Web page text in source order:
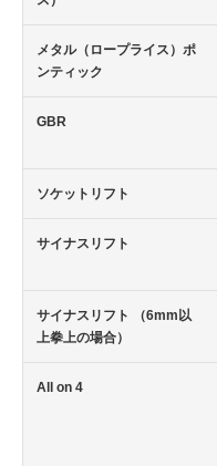
メタル（ロープライス）ポ
ンティック
GBR
ソケットリフト
サイナスリフト
サイナスリフト （6mm以
上拳上の場合）
All on 4